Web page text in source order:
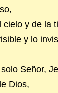
cielo y de la
y lo
Señor,
Dios,